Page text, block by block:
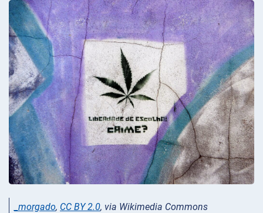
_morgado, CC BY 2.0, via Wikimedia Commons